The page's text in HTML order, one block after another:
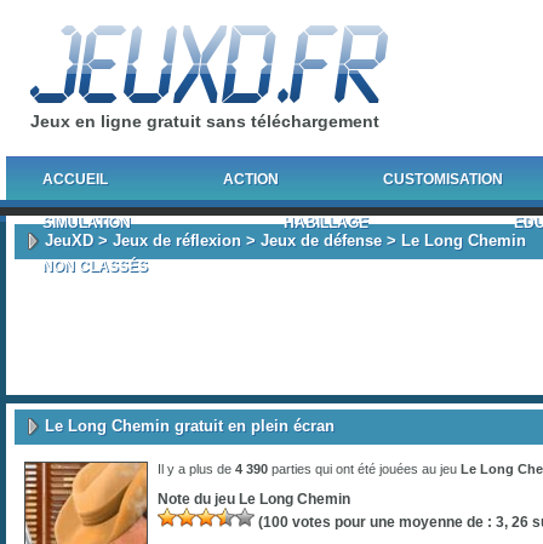
Jeux en ligne gratuit sans téléchargement
ACCUEIL ACTION CUSTOMISATION
SIMULATION HABILLAGE
NON CLASSÉS
JeuXD> Jeux de réflexion > Jeux de défense> Le Long Chemin
Le Long Chemin gratuit en plein écran
Il y a plus de 4 390 parties qui ont été jouées au jeu Le Long
Note du jeu Le Long Chemin
(100 votes pour une moyenne de : 3, 26